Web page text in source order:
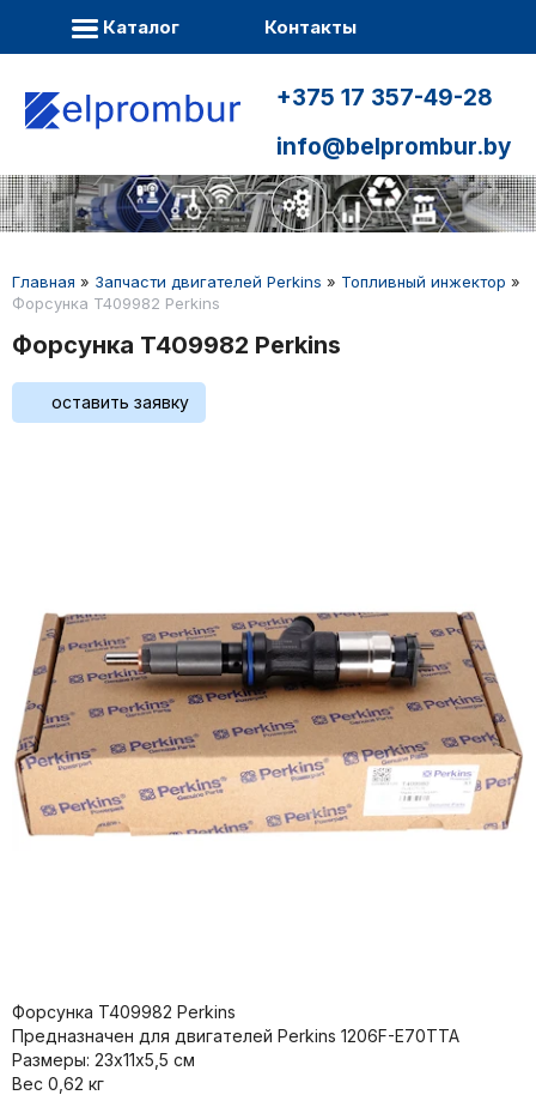
Каталог Контакты
+375 17 357-49-28
info@belprombur.by
Главная » Запчасти двигателей Perkins » Топливный инжектор »
Форсунка T409982 Perkins
Форсунка T409982 Perkins
оставить заявку
Форсунка T409982 Perkins
Предназначен для двигателей Perkins 1206F-E70TTA
Размеры: 23х11х5,5 см
Вес 0,62 кг